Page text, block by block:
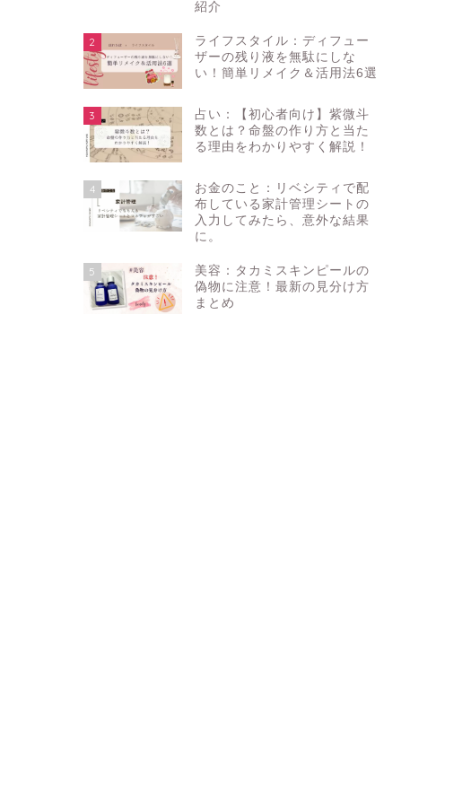
紹介
2
ライフスタイル：ディフュー
ザーの残り液を無駄にしな
い！簡単リメイク＆活用法6選
3
占い：【初心者向け】紫微斗
数とは？命盤の作り方と当た
る理由をわかりやすく解説！
4
お金のこと：リベシティで配
布している家計管理シートの
入力してみたら、意外な結果
に。
5
美容：タカミスキンピールの
偽物に注意！最新の見分け方
まとめ